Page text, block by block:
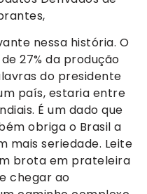
nessa história. O
27% da produção
do presidente
país, estaria entre
É um dado que
obriga o Brasil a
mais seriedade. Leite
brota em prateleira
chegar ao